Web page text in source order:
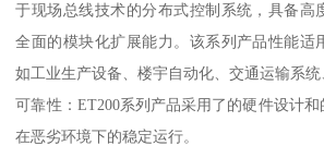
于现场总线技术的分布式控制系统，具备高
全面的模块化扩展能力。该系列产品性能适
如工业生产设备、楼宇自动化、交通运输系统
可靠性：ET200系列产品采用了的硬件设计
在恶劣环境下的稳定运行。